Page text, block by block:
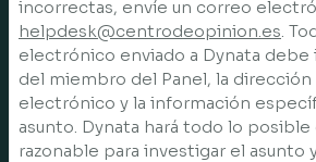
incorrectas, envíe un correo
helpdesk@centrodeopinion.es.
electrónico enviado a Dynata
del miembro del Panel, la
electrónico y la información
asunto. Dynata hará todo lo
razonable para investigar el asunto